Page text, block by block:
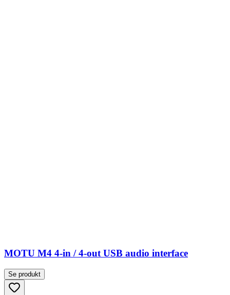
MOTU M4 4-in / 4-out USB audio interface
Se produkt